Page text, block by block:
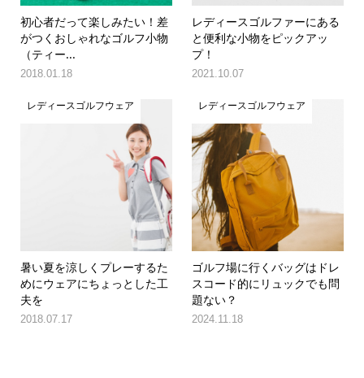
初心者だって楽しみたい！差
がつくおしゃれなゴルフ小物
（ティー...
2018.01.18
レディースゴルファーにある
と便利な小物をピックアッ
プ！
2021.10.07
レディースゴルフウェア
暑い夏を涼しくプレーするた
めにウェアにちょっとした工
夫を
2018.07.17
レディースゴルフウェア
ゴルフ場に行くバッグはドレ
スコード的にリュックでも問
題ない？
2024.11.18